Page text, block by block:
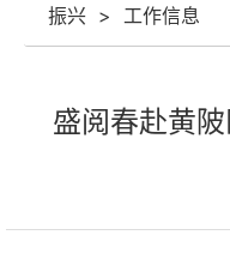
振兴 > 工作信息
盛阅春赴黄